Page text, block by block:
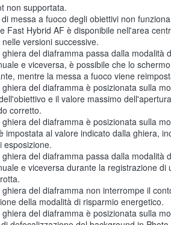
non supportata.
messa a fuoco degli obiettivi non
Fast Hybrid AF è disponibile nell'area
versioni successive.
del diaframma passa dalla modalità
e viceversa, è possibile che lo
mentre la messa a fuoco viene
del diaframma è posizionata sulla
e il valore massimo
corretto.
del diaframma è posizionata sulla
impostata al valore indicato dalla ghiera,
esposizione.
del diaframma passa dalla modalità
e viceversa durante la registrazione di
ghiera del diaframma non interrompe il
della modalità di risparmio energetico.
del diaframma è posizionata sulla